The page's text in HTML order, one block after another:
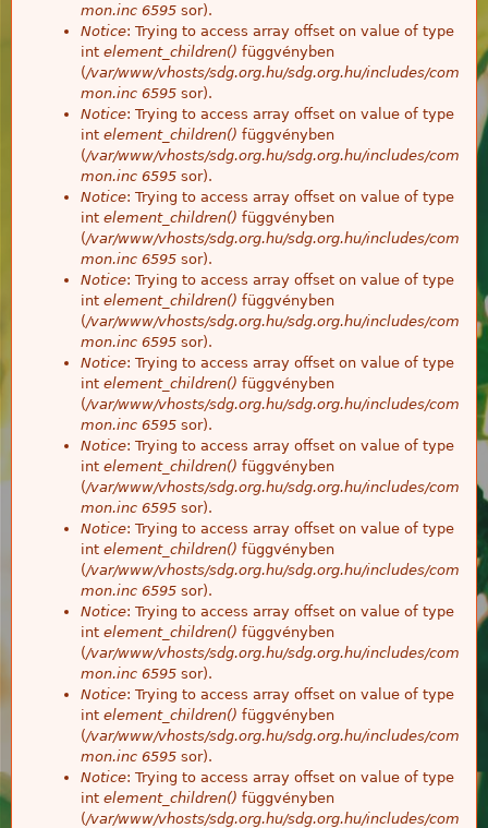
mon.inc 6595 sor).
Notice: Trying to access array offset on value of type
int element_children() függvényben
(/var/www/vhosts/sdg.org.hu/sdg.org.hu/includes/com
mon.inc 6595 sor).
Notice: Trying to access array offset on value of type
int element_children() függvényben
(/var/www/vhosts/sdg.org.hu/sdg.org.hu/includes/com
mon.inc 6595 sor).
Notice: Trying to access array offset on value of type
int element_children() függvényben
(/var/www/vhosts/sdg.org.hu/sdg.org.hu/includes/com
mon.inc 6595 sor).
Notice: Trying to access array offset on value of type
int element_children() függvényben
(/var/www/vhosts/sdg.org.hu/sdg.org.hu/includes/com
mon.inc 6595 sor).
Notice: Trying to access array offset on value of type
int element_children() függvényben
(/var/www/vhosts/sdg.org.hu/sdg.org.hu/includes/com
mon.inc 6595 sor).
Notice: Trying to access array offset on value of type
int element_children() függvényben
(/var/www/vhosts/sdg.org.hu/sdg.org.hu/includes/com
mon.inc 6595 sor).
Notice: Trying to access array offset on value of type
int element_children() függvényben
(/var/www/vhosts/sdg.org.hu/sdg.org.hu/includes/com
mon.inc 6595 sor).
Notice: Trying to access array offset on value of type
int element_children() függvényben
(/var/www/vhosts/sdg.org.hu/sdg.org.hu/includes/com
mon.inc 6595 sor).
Notice: Trying to access array offset on value of type
int element_children() függvényben
(/var/www/vhosts/sdg.org.hu/sdg.org.hu/includes/com
mon.inc 6595 sor).
Notice: Trying to access array offset on value of type
int element_children() függvényben
(/var/www/vhosts/sdg.org.hu/sdg.org.hu/includes/com